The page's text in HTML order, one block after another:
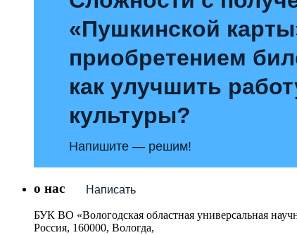
«Пушкинской
приобретением
как улучшить
культуры?
Напишите — решим!
Написать
о нас
БУК ВО «Вологодская областная универсальная
Россия, 160000, Вологда,